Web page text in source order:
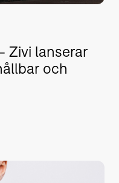
Zivi lanserar
och